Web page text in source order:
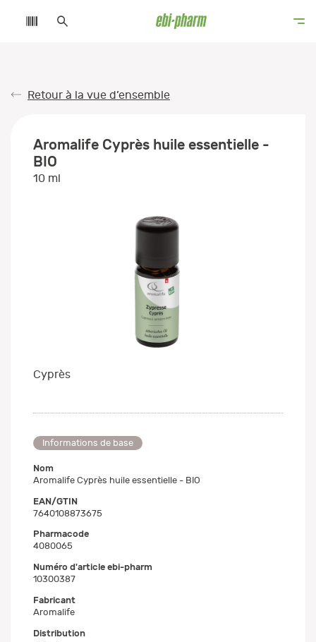
Retour à la vue d’ensemble
Aromalife Cyprès huile essentielle -
BIO
10 ml
Cyprès
Informations de base
Nom
Aromalife Cyprès huile essentielle - BIO
EAN/GTIN
7640108873675
Pharmacode
4080065
Numéro d'article ebi-pharm
10300387
Fabricant
Aromalife
Distribution